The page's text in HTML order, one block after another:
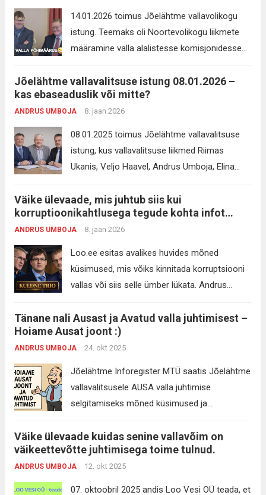
ei kaevanud, mis tähendab et mehele vist
jõudis ka endale 2 aastaga kohale, et selles
midagi vale ei ole. 2 kohtuistungit;...
Read more
14.01.2026 toimus Jõelähtme vallavolikogu
istung. Teemaks oli Noortevolikogu liikmete
määramine valla alalistesse komisjonidesse
Jõelähtme vallarahva esindajad volikogus 9
liiget 19-st, selgitasid väga veenvalt ja selgelt,
et nad sooviksid näha noori vallavolikogu
alalistes komisjonides kuid see ei ole hetkel
kehtiva seaduse ja Jõelähtme vallavalitsuse
põhimääruse kohaselt lubatud. Palusid, et
kiireks muutmiseks... Read more
Jõelähtme vallavalitsuse istung 08.01.2026 –
kas ebaseaduslik või mitte?
ANDRUS UMBOJA 8. jaan 2026
08.01.2025 toimus Jõelähtme vallavalitsuse
istung, kus vallavalitsuse liikmed Riimas
Ukanis, Veljo Haavel, Andrus Umboja, Elina
taandamise ja hea tava järgimiseta ennast
erinevatesse valla allasutustesse liikmeteks ja
esindajaks. Et siis ise otsustan kuhu tahan
minna
Mis ei ole õige. Allpool koosoleku
protokoll: Korraldus, mis koosoleku tulemusel
välja anti: Küsimused ja selgitused Jõelähtme
Väike ülevaade, mis juhtub siis kui
korruptioonikahtlusega tegude kohta infot
küsitakse.
ANDRUS UMBOJA 8. jaan 2026
Loo.ee esitas avalikes huvides mõned
küsimused, mis võiks kinnitada korruptsiooni
vallas või siis selle ümber lükata. Andrus
Aabi juhtimisel vastas vallasekretär taaskord,
et ta ei tea, kellega räägib ehk siis proovib
teemadest kõrvale hiilida. Olgu öeldud, et
küsimused olid sedavõrd lihtsad, et saaks
vastata kiiremini kui see allpool toodud
vastuskiri aega võttis. Dokument lisatud:...
Tänane nali Ausast ja Avatud valla juhtimisest –
Hoiame Ausat joont :)
ANDRUS UMBOJA 24. okt 2025
Jõelähtme Inforegister MTÜ saatis Jõelähtme
vallavalitsusele AUSA valla juhtimise
selgitamiseks mõned küsimused ja
(vallavanem) allkirjastas täna s.o 24.10.2025
kell 13:45 kirja, mille adressaadiks oli
Jõelähtme Inforegister MTÜ ja kontaktiks
juhatuse liige Mart Kaseväli. Jõelähtme
Väike ülevaade kuidas senine vallavõim on
väikeettevõtte juhtimisega toime tulnud.
ANDRUS UMBOJA 12. okt 2025
07. oktoobril 2025 andis Loo Vesi OÜ teada, et